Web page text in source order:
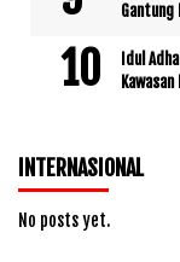
Gantung
Idul
INTERNASIONAL
No posts yet.